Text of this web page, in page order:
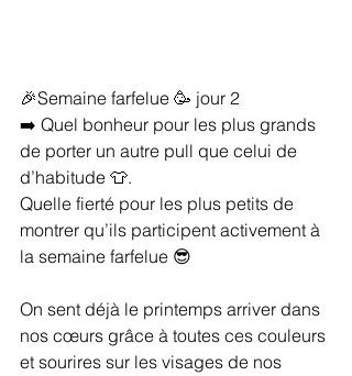
🎉Semaine farfelue 🥳 jour 2
➡️ Quel bonheur pour les plus grands
de porter un autre pull que celui de
d’habitude 👕.
Quelle fierté pour les plus petits de
montrer qu’ils participent activement à
la semaine farfelue 😎
On sent déjà le printemps arriver dans
nos cœurs grâce à toutes ces couleurs
et sourires sur les visages de nos